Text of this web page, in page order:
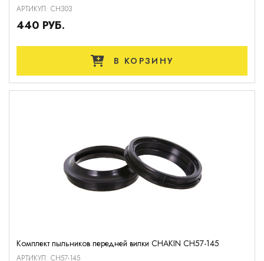
АРТИКУЛ: CH303
440 РУБ.
В КОРЗИНУ
Комплект пыльников передней вилки CHAKIN CH57-145
АРТИКУЛ: CH57-145